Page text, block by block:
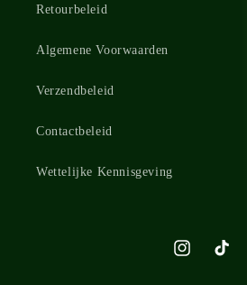
Retourbeleid
Algemene Voorwaarden
Verzendbeleid
Contactbeleid
Wettelijke Kennisgeving
InstagramTikTok